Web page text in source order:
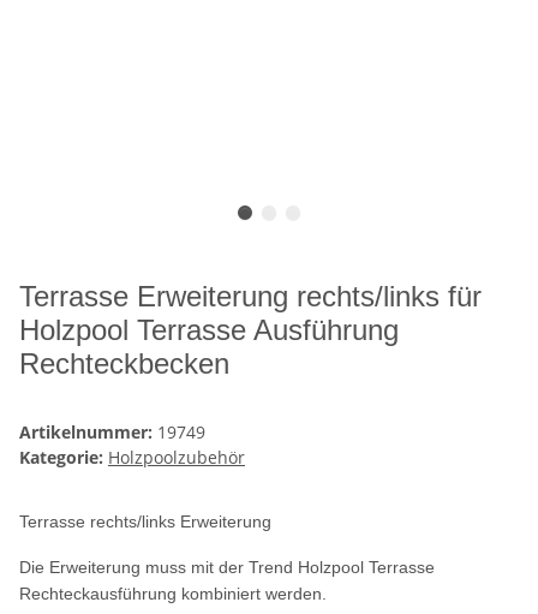
Terrasse Erweiterung rechts/links für
Holzpool Terrasse Ausführung
Rechteckbecken
Artikelnummer: 19749
Kategorie: Holzpoolzubehör
Terrasse rechts/links Erweiterung
Die Erweiterung muss mit der Trend Holzpool Terrasse
Rechteckausführung kombiniert werden.